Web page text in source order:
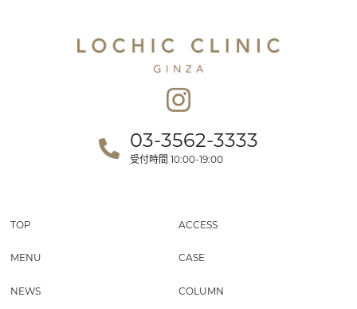
03-3562-3333
受付時間 10:00-19:00
TOP ACCESS
MENU CASE
NEWS COLUMN